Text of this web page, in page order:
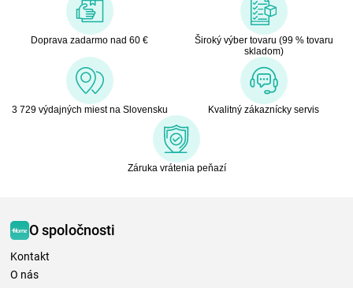
Doprava zadarmo nad 60 €
Široký výber tovaru (99 % tovaru
skladom)
3 729 výdajných miest na Slovensku Kvalitný zákaznícky servis
Záruka vrátenia peňazí
O spoločnosti
Kontakt
O nás